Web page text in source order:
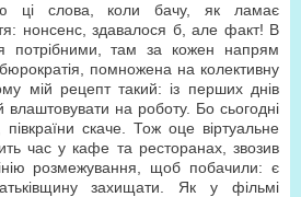
ці слова, коли бачу, як ламає
нонсенс, здавалося б, але факт! В
потрібними, там за кожен напрям
бюрократія, помножена на колективну
мій рецепт такий: із перших днів
влаштовувати на роботу. Бо сьогодні
скаче. Тож оце віртуальне
час у кафе та ресторанах, звозив
розмежування, щоб побачили: є
захищати. Як у фільмі